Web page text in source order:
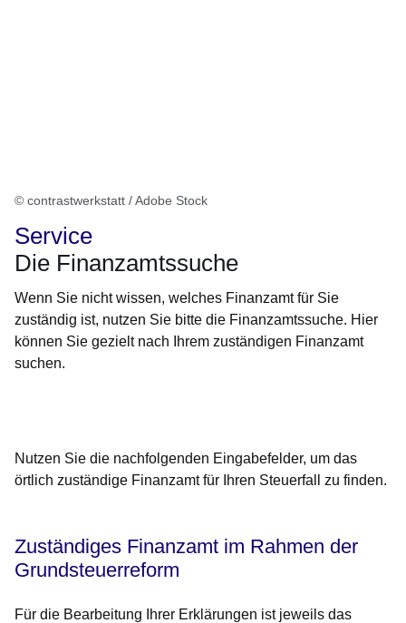
© contrastwerkstatt / Adobe Stock
Service
Die Finanzamtssuche
Wenn Sie nicht wissen, welches Finanzamt für Sie
zuständig ist, nutzen Sie bitte die Finanzamtssuche. Hier
können Sie gezielt nach Ihrem zuständigen Finanzamt
suchen.
Nutzen Sie die nachfolgenden Eingabefelder, um das
örtlich zuständige Finanzamt für Ihren Steuerfall zu finden.
Zuständiges Finanzamt im Rahmen der
Grundsteuerreform
Für die Bearbeitung Ihrer Erklärungen ist jeweils das